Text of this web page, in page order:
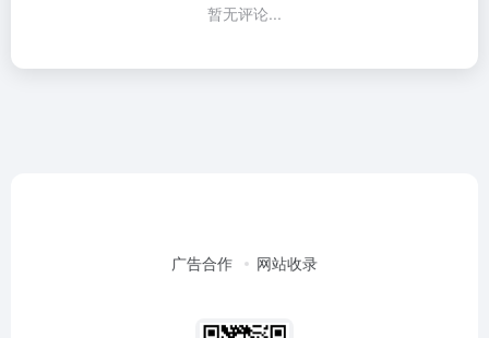
暂无评论...
广告合作 网站收录